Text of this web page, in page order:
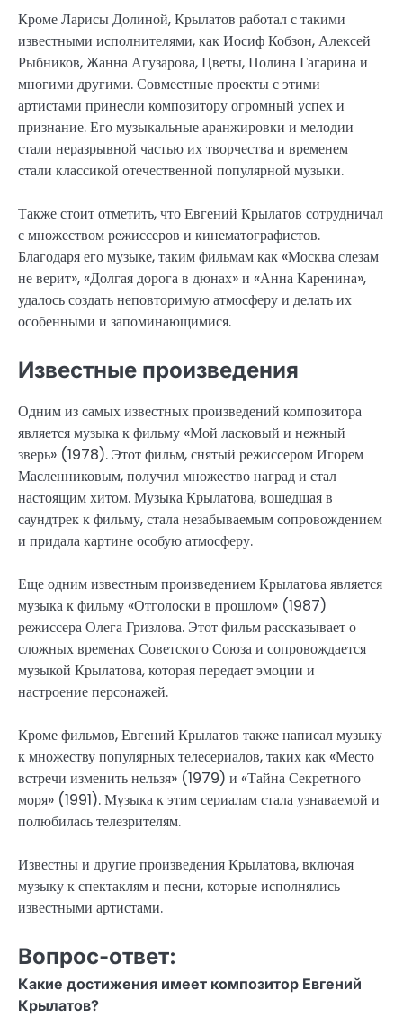
Кроме Ларисы Долиной, Крылатов работал с такими
известными исполнителями, как Иосиф Кобзон, Алексей
Рыбников, Жанна Агузарова, Цветы, Полина Гагарина и
многими другими. Совместные проекты с этими
артистами принесли композитору огромный успех и
признание. Его музыкальные аранжировки и мелодии
стали неразрывной частью их творчества и временем
стали классикой отечественной популярной музыки.
Также стоит отметить, что Евгений Крылатов сотрудничал
с множеством режиссеров и кинематографистов.
Благодаря его музыке, таким фильмам как «Москва слезам
не верит», «Долгая дорога в дюнах» и «Анна Каренина»,
удалось создать неповторимую атмосферу и делать их
особенными и запоминающимися.
Известные произведения
Одним из самых известных произведений композитора
является музыка к фильму «Мой ласковый и нежный
зверь» (1978). Этот фильм, снятый режиссером Игорем
Масленниковым, получил множество наград и стал
настоящим хитом. Музыка Крылатова, вошедшая в
саундтрек к фильму, стала незабываемым сопровождением
и придала картине особую атмосферу.
Еще одним известным произведением Крылатова является
музыка к фильму «Отголоски в прошлом» (1987)
режиссера Олега Гризлова. Этот фильм рассказывает о
сложных временах Советского Союза и сопровождается
музыкой Крылатова, которая передает эмоции и
настроение персонажей.
Кроме фильмов, Евгений Крылатов также написал музыку
к множеству популярных телесериалов, таких как «Место
встречи изменить нельзя» (1979) и «Тайна Секретного
моря» (1991). Музыка к этим сериалам стала узнаваемой и
полюбилась телезрителям.
Известны и другие произведения Крылатова, включая
музыку к спектаклям и песни, которые исполнялись
известными артистами.
Вопрос-ответ:
Какие достижения имеет композитор Евгений
Крылатов?